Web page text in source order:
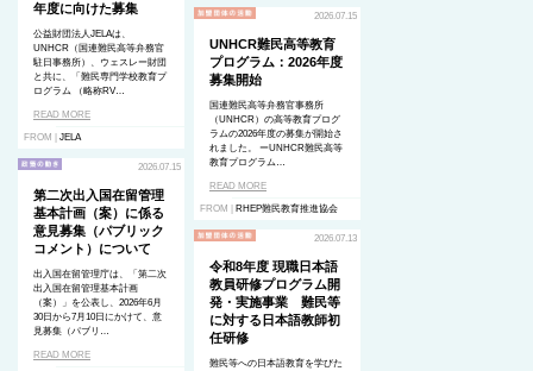
年度に向けた募集
公益財団法人JELAは、
UNHCR（国連難民高等弁務官
駐日事務所）、ウェスレー財団
と共に、「難民専門学校教育プ
ログラム （略称RV…
READ MORE
FROM | JELA
2026.07.15
UNHCR難民高等教育
プログラム：2026年度
募集開始
国連難民高等弁務官事務所
（UNHCR）の高等教育プログ
ラムの2026年度の募集が開始さ
れました。 ーUNHCR難民高等
教育プログラム…
READ MORE
FROM | RHEP難民教育推進協会
2026.07.15
第二次出入国在留管理
基本計画（案）に係る
意見募集（パブリック
コメント）について
出入国在留管理庁は、「第二次
出入国在留管理基本計画
（案）」を公表し、2026年6月
30日から7月10日にかけて、意
見募集（パブリ…
READ MORE
2026.07.13
令和8年度 現職日本語
教員研修プログラム開
発・実施事業 難民等
に対する日本語教師初
任研修
難民等への日本語教育を学びた